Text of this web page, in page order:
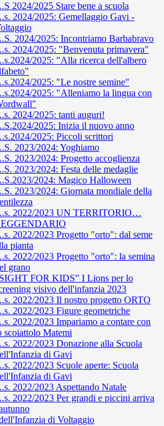
2024/2025 Stare bene a scuola
2024/2025: Gemellaggio Gavi -
2024/2025: Incontriamo Barbabravo
2024/2025: "Benvenuta primavera"
2025: "Alla ricerca dell'albero
2025: "Le nostre semine"
2025: "Alleniamo la lingua con
2024/2025: tanti auguri!
2025: Inizia il nuovo anno
2025: Piccoli scrittori
2023/2024: Yoghiamo
2023/2024: Progetto accoglienza
2023/2024: Festa delle medaglie
2024: Magico Halloween
2023/2024: Giornata mondiale della
2022/2023 UN TERRITORIO…
2022/2023 Progetto "orto": dal seme
pianta
2022/2023 Progetto "orto": la semina
grano
FOR KIDS” I Lions per lo
visivo dell'infanzia 2023
2022/2023 Il nostro progetto ORTO
2022/2023 Figure geometriche
2022/2023 Impariamo a contare con
scoiattolo Matemi
2022/2023 Donazione alla Scuola
di Gavi
2022/2023 Scuole aperte: Scuola
di Gavi
2022/2023 Aspettando Natale
2022/2023 Per grandi e piccini arriva
di Voltaggio